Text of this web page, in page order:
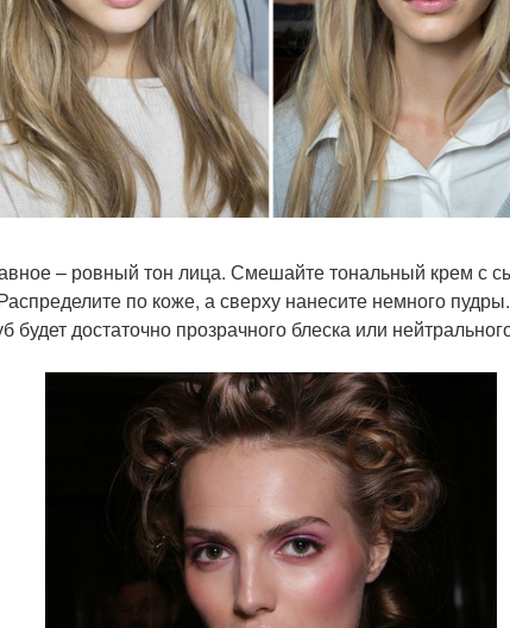
– ровный тон лица. Смешайте тональный крем с
по коже, а сверху нанесите немного
будет достаточно прозрачного блеска или